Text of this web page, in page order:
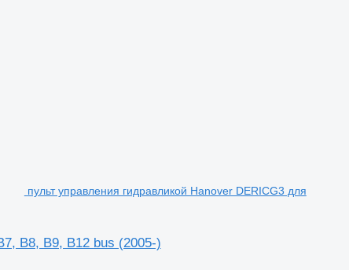
пульт управления гидравликой Hanover DERICG3 для
B8, B9, B12 bus (2005-)